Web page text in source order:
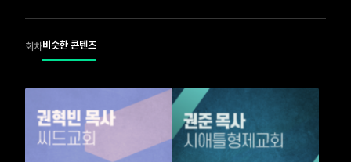
회차비슷한 콘텐츠